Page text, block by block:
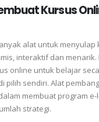
Kursus
alat untuk menyulap
interaktif dan menarik.
online untuk belajar
pilih sendiri. Alat
membuat program
strategi.